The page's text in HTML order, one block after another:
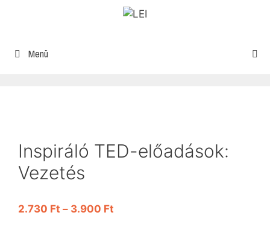
Menü
Inspiráló TED-előadások:
Vezetés
2.730 Ft – 3.900 Ft